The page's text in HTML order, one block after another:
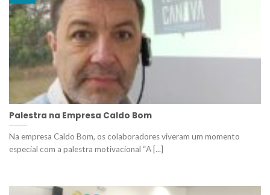
Palestra na Empresa Caldo Bom
Na empresa Caldo Bom, os colaboradores viveram um momento
especial com a palestra motivacional “A [...]